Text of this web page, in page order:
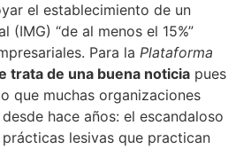
el establecimiento de un
(IMG) “de al menos el 15%”
Para la Plataforma
trata de una buena noticia pues
que muchas organizaciones
hace años: el escandaloso
lesivas que practican